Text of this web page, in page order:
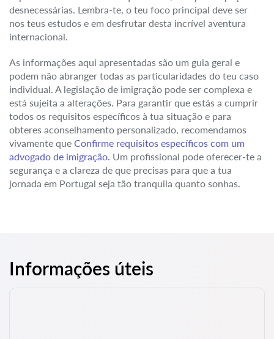
desnecessárias. Lembra-te, o teu foco principal deve ser
nos teus estudos e em desfrutar desta incrível aventura
internacional.
As informações aqui apresentadas são um guia geral e
podem não abranger todas as particularidades do teu caso
individual. A legislação de imigração pode ser complexa e
está sujeita a alterações. Para garantir que estás a cumprir
todos os requisitos específicos à tua situação e para
obteres aconselhamento personalizado, recomendamos
vivamente que Confirme requisitos específicos com um
advogado de imigração. Um profissional pode oferecer-te a
segurança e a clareza de que precisas para que a tua
jornada em Portugal seja tão tranquila quanto sonhas.
Informações úteis